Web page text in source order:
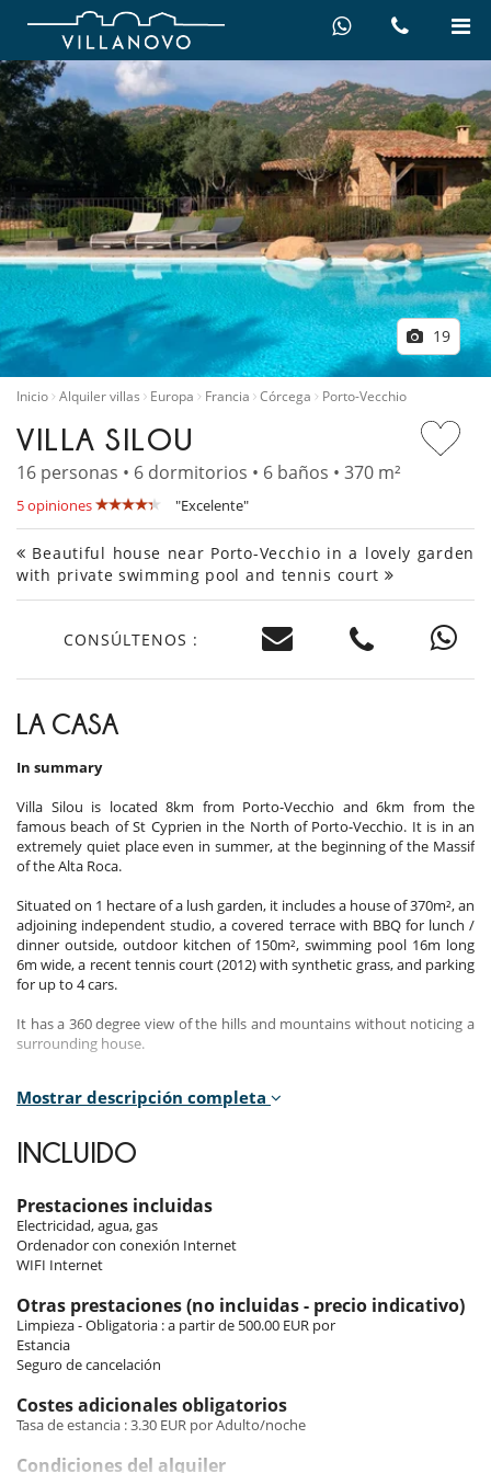
19
Inicio Alquiler villas Europa Francia Córcega Porto-Vecchio
VILLA SILOU
16 personas • 6 dormitorios • 6 baños • 370 m²
5 opiniones "Excelente"
Beautiful house near Porto-Vecchio in a lovely garden
with private swimming pool and tennis court
CONSÚLTENOS :
LA CASA
In summary
Villa Silou is located 8km from Porto-Vecchio and 6km from the
famous beach of St Cyprien in the North of Porto-Vecchio. It is in an
extremely quiet place even in summer, at the beginning of the Massif
of the Alta Roca.
Situated on 1 hectare of a lush garden, it includes a house of 370m², an
adjoining independent studio, a covered terrace with BBQ for lunch /
dinner outside, outdoor kitchen of 150m², swimming pool 16m long
6m wide, a recent tennis court (2012) with synthetic grass, and parking
for up to 4 cars.
It has a 360 degree view of the hills and mountains without noticing a
surrounding house.
Indoors and outdoors
The house was built in 2002 in the spirit of ancient Corsican
farmhouses and the owner picked mainly old materials.
(air conditioning / electricity / large windows / insulation) with the
charm of the old Corsican style.
The maximum capacity of the villa is 18 guests
- 1 master double bedroom (bed 160x200) with large bathroom /
dressing room (sleeps 2 guests)
- 1 double bedroom (bed 160x200) with bathroom (sleeps 2 guests)
- 1 bedroom with 3 single beds (90cm) with bathroom (sleeps 2/3
guests)
- 1 mezzanine double bedroom (bed 160x200) with its own bathroom
- 1 very large room in the basement converted into a games room / TV
Mostrar descripción completa
INCLUIDO
Prestaciones incluidas
Electricidad, agua, gas
Ordenador con conexión Internet
WIFI Internet
Otras prestaciones (no incluidas - precio indicativo)
Limpieza - Obligatoria : a partir de 500.00 EUR por
Estancia
Seguro de cancelación
Costes adicionales obligatorios
Tasa de estancia : 3.30 EUR por Adulto/noche
Condiciones del alquiler